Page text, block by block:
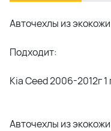
Авточехлы из экокожи
Подходит:
Kia Ceed 2006-2012г
Авточехлы из